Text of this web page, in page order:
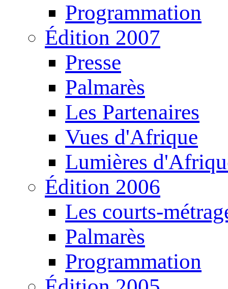
Programmation
Édition 2007
Presse
Palmarès
Les Partenaires
Vues d'Afrique
Lumières
Édition 2006
Les courts-
Palmarès
Programmation